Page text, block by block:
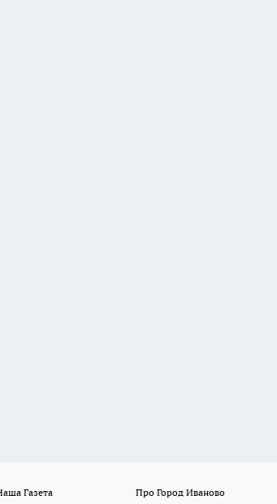
Газета Про Город Иваново